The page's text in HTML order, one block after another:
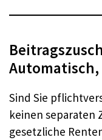
Sind Sie
keinen separaten
gesetzliche